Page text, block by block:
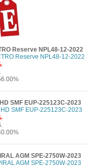
Reserve NPL48-12-2022
SMF EUP-225123C-2023
AGM SPE-2750W-2023